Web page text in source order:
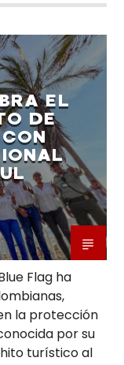
EL
DE
Flag ha
la protección
por su
turístico al